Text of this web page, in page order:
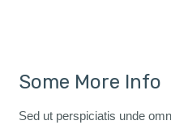
Some More Info
Sed ut perspiciatis unde